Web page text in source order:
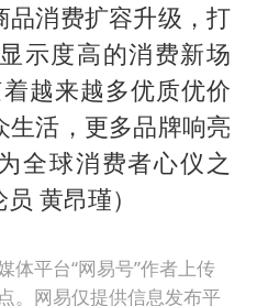
品消费扩容升级，打
示度高的消费新场
越来越多优质优价
生活，更多品牌响亮
全球消费者心仪之
黄昂瑾）
体平台“网易号”作者上传
。网易仅提供信息发布平